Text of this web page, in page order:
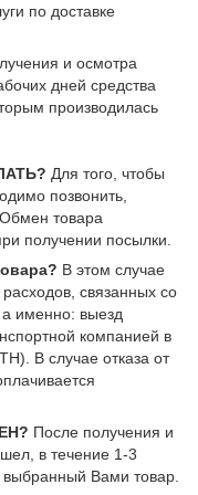
по доставке
и осмотра
дней средства
производилась
Для того, чтобы
позвонить,
товара
получении посылки.
В этом случае
связанных со
а именно: выезд
компанией в
В случае отказа от
После получения и
в течение 1-3
выбранный Вами товар.